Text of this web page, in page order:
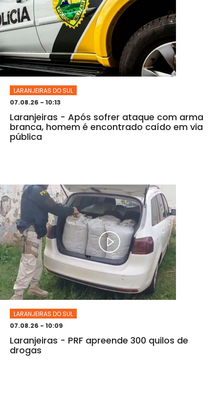
LARANJEIRAS DO SUL
07.08.26 - 10:13
Laranjeiras - Após sofrer ataque com arma
branca, homem é encontrado caído em via
pública
LARANJEIRAS DO SUL
07.08.26 - 10:09
Laranjeiras - PRF apreende 300 quilos de
drogas